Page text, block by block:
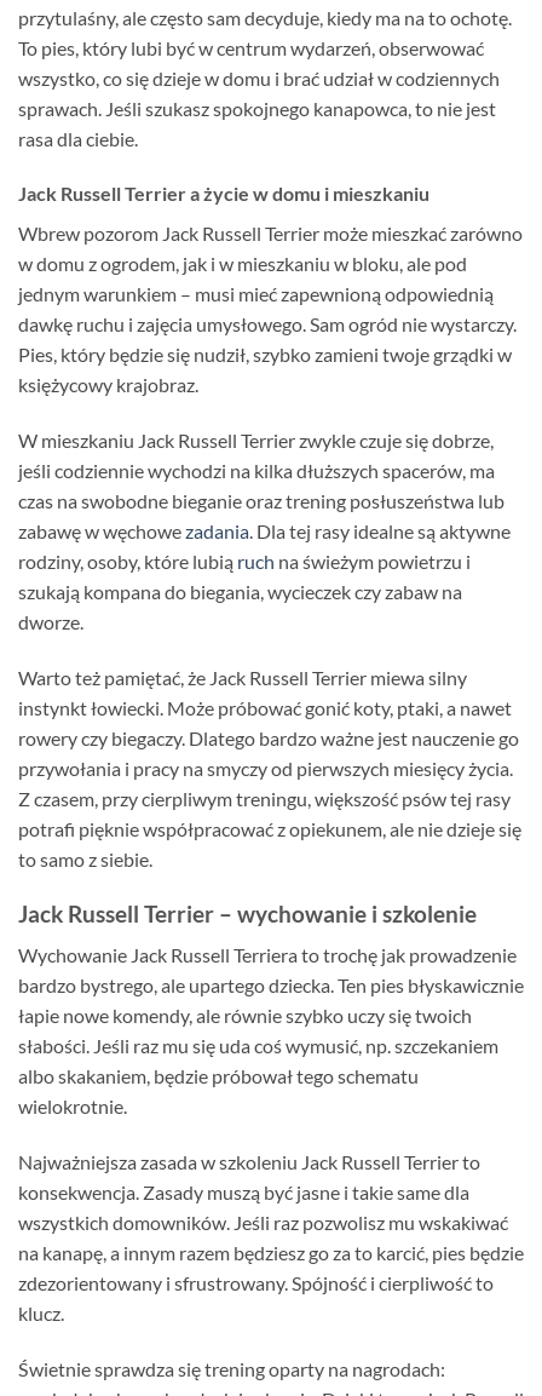
przytulaśny, ale często sam decyduje, kiedy ma na to ochotę.
To pies, który lubi być w centrum wydarzeń, obserwować
wszystko, co się dzieje w domu i brać udział w codziennych
sprawach. Jeśli szukasz spokojnego kanapowca, to nie jest
rasa dla ciebie.
Jack Russell Terrier a życie w domu i mieszkaniu
Wbrew pozorom Jack Russell Terrier może mieszkać zarówno
w domu z ogrodem, jak i w mieszkaniu w bloku, ale pod
jednym warunkiem – musi mieć zapewnioną odpowiednią
dawkę ruchu i zajęcia umysłowego. Sam ogród nie wystarczy.
Pies, który będzie się nudził, szybko zamieni twoje grządki w
księżycowy krajobraz.
W mieszkaniu Jack Russell Terrier zwykle czuje się dobrze,
jeśli codziennie wychodzi na kilka dłuższych spacerów, ma
czas na swobodne bieganie oraz trening posłuszeństwa lub
zabawę w węchowezadania. Dla tej rasy idealne są aktywne
rodziny, osoby, które lubią ruch na świeżym powietrzu i
szukają kompana do biegania, wycieczek czy zabaw na
dworze.
Warto też pamiętać, że Jack Russell Terrier miewa silny
instynkt łowiecki. Może próbować gonić koty, ptaki, a nawet
rowery czy biegaczy. Dlatego bardzo ważne jest nauczenie go
przywołania i pracy na smyczy od pierwszych miesięcy życia.
Z czasem, przy cierpliwym treningu, większość psów tej rasy
potrafi pięknie współpracować z opiekunem, ale nie dzieje się
to samo z siebie.
Jack Russell Terrier – wychowanie i szkolenie
Wychowanie Jack Russell Terriera to trochę jak prowadzenie
bardzo bystrego, ale upartego dziecka. Ten pies błyskawicznie
łapie nowe komendy, ale równie szybko uczy się twoich
słabości. Jeśli raz mu się uda coś wymusić, np. szczekaniem
albo skakaniem, będzie próbował tego schematu
wielokrotnie.
Najważniejsza zasada w szkoleniu Jack Russell Terrier to
konsekwencja. Zasady muszą być jasne i takie same dla
wszystkich domowników. Jeśli raz pozwolisz mu wskakiwać
na kanapę, a innym razem będziesz go za to karcić, pies będzie
zdezorientowany i sfrustrowany. Spójność i cierpliwość to
klucz.
Świetnie sprawdza się trening oparty na nagrodach: